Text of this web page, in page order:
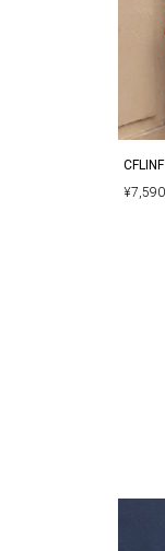
▼
ー
そ
手
¥7,590